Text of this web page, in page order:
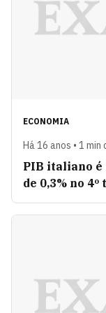
ECONOMIA
Há 16 anos • 1
PIB italiano
de 0,3% no 4º